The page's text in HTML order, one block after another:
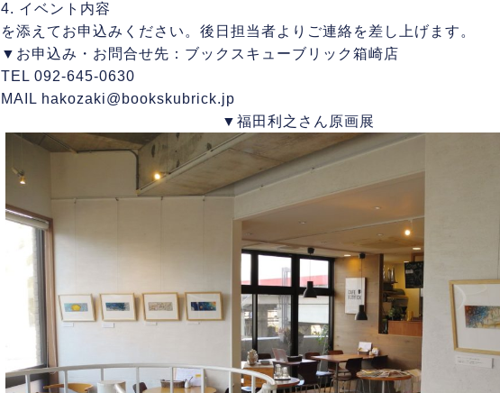
4. イベント内容
を添えてお申込みください。後日担当者よりご連絡を差し上げます。
▼お申込み・お問合せ先：ブックスキューブリック箱崎店
TEL 092-645-0630
MAIL hakozaki@bookskubrick.jp
▼福田利之さん原画展